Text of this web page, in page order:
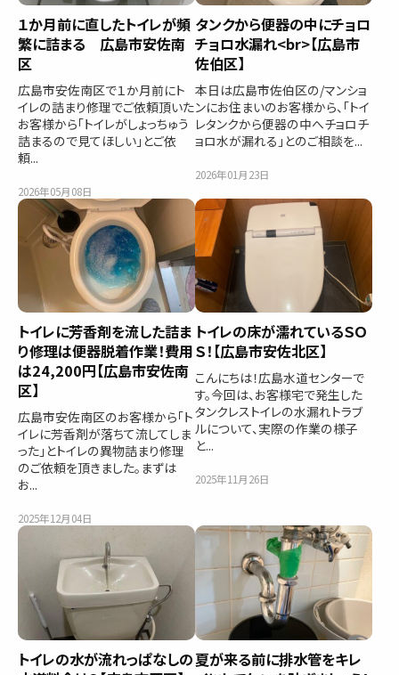
１か月前に直したトイレが頻
繁に詰まる 広島市安佐南
区
広島市安佐南区で１か月前にト
イレの詰まり修理でご依頼頂いた
お客様から「トイレがしょっちゅう
詰まるので見てほしい」とご依
頼...
2026年05月08日
タンクから便器の中にチョロ
チョロ水漏れ<br>【広島市
佐伯区】
本日は広島市佐伯区の/マンショ
ンにお住まいのお客様から、「トイ
レタンクから便器の中へチョロチ
ョロ水が漏れる」とのご相談を...
2026年01月23日
トイレに芳香剤を流した詰ま
り修理は便器脱着作業！費用
は24,200円【広島市安佐南
区】
広島市安佐南区のお客様から「ト
イレに芳香剤が落ちて流してしま
った」とトイレの異物詰まり修理
のご依頼を頂きました。まずは
お...
2025年12月04日
トイレの床が濡れているＳＯ
Ｓ！【広島市安佐北区】
こんにちは！広島水道センターで
す。今回は、お客様宅で発生した
タンクレストイレの水漏れトラブ
ルについて、実際の作業の様子
と...
2025年11月26日
トイレの水が流れっぱなしの夏が来る前に排水管をキレ